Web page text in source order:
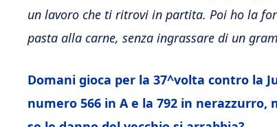
un lavoro che ti ritrovi in partita. Poi ho la
pasta alla carne, senza ingrassare di un
Domani gioca per la 37^volta contro la
numero 566 in A e la 792 in